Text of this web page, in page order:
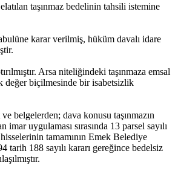
taşınmaz bedelinin tahsili istemine
karar verilmiş, hüküm davalı idare
Arsa niteliğindeki taşınmaza emsal
değer biçilmesinde bir isabetsizlik
belgelerden; dava konusu taşınmazın
imar uygulaması sırasında 13 parsel sayılı
hisselerinin tamamının Emek Belediye
tarih 188 sayılı kararı gereğince bedelsiz